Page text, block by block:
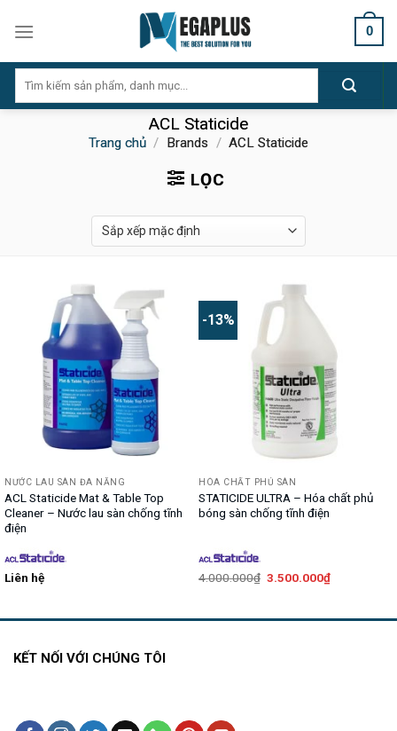
0
kiếm:
ACL Staticide
Trang chủ / Brands / ACL Staticide
LỌC
NƯỚC LAU SÀN ĐA NĂNG
ACL Staticide Mat & Table Top
Cleaner – Nước lau sàn chống tĩnh
điện
Liên hệ
-13%
HÓA CHẤT PHỦ SÀN
STATICIDE ULTRA – Hóa chất phủ
bóng sàn chống tĩnh điện
4.000.000₫ Giá
3.500.000₫Giá
3.500.000₫.
KẾT NỐI VỚI CHÚNG TÔI